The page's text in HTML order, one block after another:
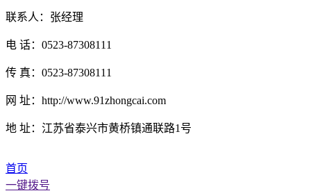
联系人：张经理
电 话：0523-87308111
传 真：0523-87308111
网 址：http://www.91zhongcai.com
地 址：江苏省泰兴市黄桥镇通联路1号
首页
一键拨号